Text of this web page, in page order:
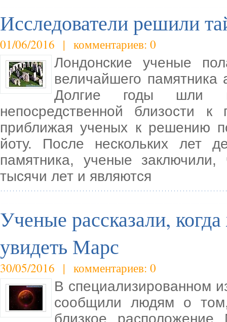
Исследователи решили
01/06/2016 | комментариев: 0
Лондонские ученые
величайшего памятника
Долгие годы шли
непосредственной близости
приближая ученых к решению
йоту. После нескольких лет
памятника, ученые
тысячи лет и являются
Ученые рассказали,
увидеть Марс
30/05/2016 | комментариев: 0
В специализированном
сообщили людям о
близкое